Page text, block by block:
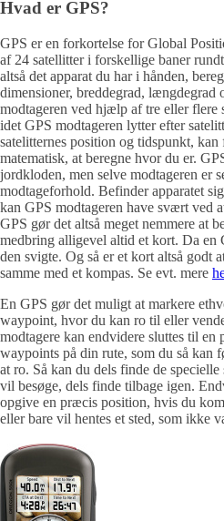
Hvad er GPS?
GPS er en forkortelse for Global
af 24 satellitter i forskellige baner
altså det apparat du har i hånden,
dimensioner, breddegrad, længdegrad
modtageren ved hjælp af tre eller flere
idet GPS modtageren lytter efter
satelitternes position og tidspunkt,
matematisk, at beregne hvor du er.
jordkloden, men selve modtageren er
modtageforhold. Befinder apparatet
kan GPS modtageren have svært ved
GPS gør det altså meget nemmere at
medbring alligevel altid et kort. Da en
den svigte. Og så er et kort altså godt
samme med et kompas. Se evt. mere
En GPS gør det muligt at markere
waypoint, hvor du kan ro til eller
modtagere kan endvidere sluttes til en
waypoints på din rute, som du så kan
at ro. Så kan du dels finde de
vil besøge, dels finde tilbage igen.
opgive en præcis position, hvis du
eller bare vil hentes et sted, som ikke